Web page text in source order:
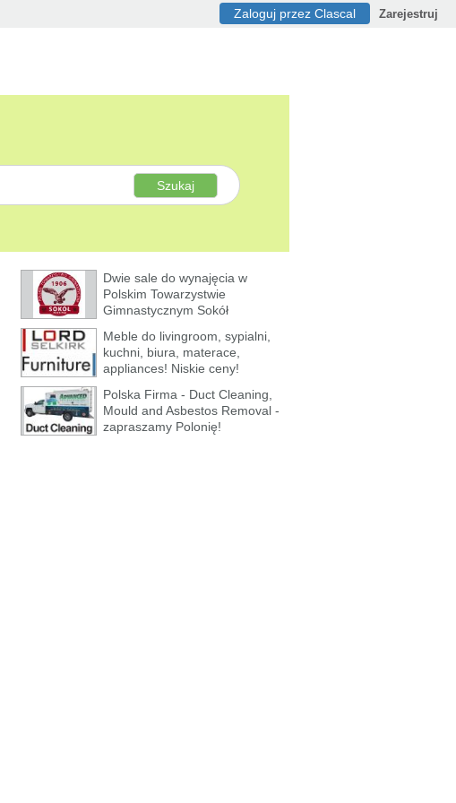
Zaloguj przez Clascal Zarejestruj
Szukaj
Dwie sale do wynajęcia w
Polskim Towarzystwie
Gimnastycznym Sokół
Meble do livingroom, sypialni,
kuchni, biura, materace,
appliances! Niskie ceny!
Polska Firma - Duct Cleaning,
Mould and Asbestos Removal -
zapraszamy Polonię!